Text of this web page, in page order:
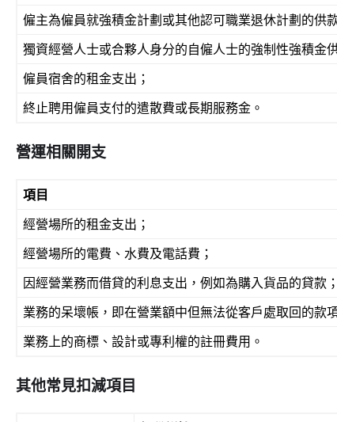
僱主為僱員就強積金計劃或其他認可職業退休計劃的供
獨資經營人士或合夥人身分的自僱人士的強制性強積金
僱員宿舍的租金支出；
終止聘用僱員支付的遣散費或長期服務金。
營運相關開支
項目
經營場所的租金支出；
經營場所的電費、水費及電話費；
因經營業務而借貸的利息支出，例如為購入貨品的貸款；
業務的呆壞帳，即在營業額中但無法從客戶處取回的款
業務上的商標、設計或專利權的註冊費用。
其他常見扣減項目